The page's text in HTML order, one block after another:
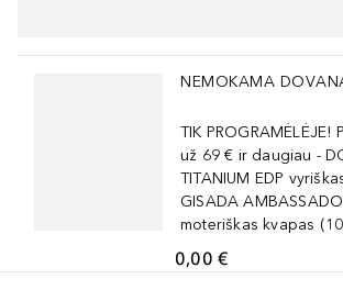
Praleisti slankiklį
NEMOKAMA
TIK
už 69 € ir daugiau -
TITANIUM EDP
GISADA
moteriškas kvapas
0,00 €